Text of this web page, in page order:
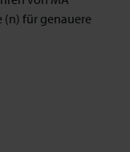
(n) für genauere